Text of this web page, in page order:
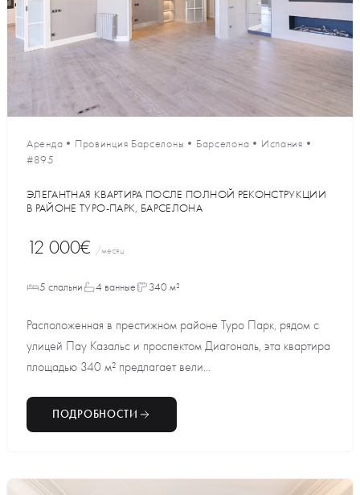
Аренда • Провинция Барселоны • Барселона • Испания •
#895
ЭЛЕГАНТНАЯ КВАРТИРА ПОСЛЕ ПОЛНОЙ РЕКОНСТРУКЦИИ
В РАЙОНЕ ТУРО-ПАРК, БАРСЕЛОНА
12 000€ /месяц
5 спальни 4 ванные 340 м²
Расположенная в престижном районе Туро Парк, рядом с
улицей Пау Казальс и проспектом Диагональ, эта квартира
площадью 340 м² предлагает вели...
ПОДРОБНОСТИ